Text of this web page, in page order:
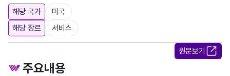
해당 국가
미국
해당 장르
서비스
원문보기
주요내용